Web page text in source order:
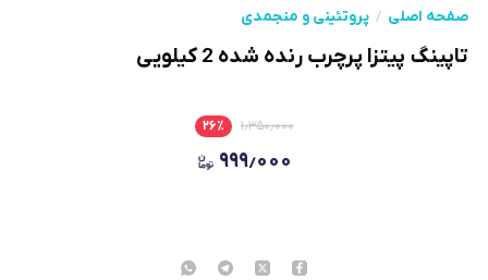
صفحه اصلی پروتئینی و منجمدی
تاپینگ پیتزا پرچرب رنده شده 2 کیلویی
۱٫۳۵۰٫۰۰۰ ۲۶٪
۹۹۹٫۰۰۰